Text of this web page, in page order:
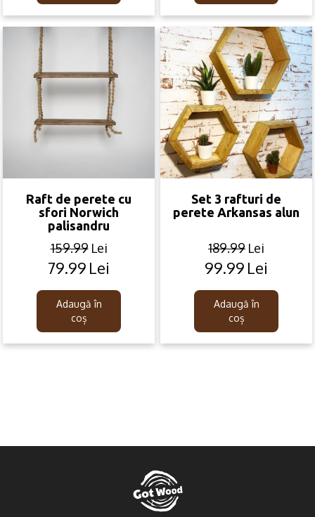
Raft de perete cu
sfori Norwich
palisandru
159.99 Lei
Original
was:
159.99lei.
79.99 Lei
Current
is:
79.99lei.
Adaugă în
coș
Set 3 rafturi de
perete Arkansas alun
189.99 Lei
Original
was:
189.99lei.
99.99 Lei
Current
is:
99.99lei.
Adaugă în
coș